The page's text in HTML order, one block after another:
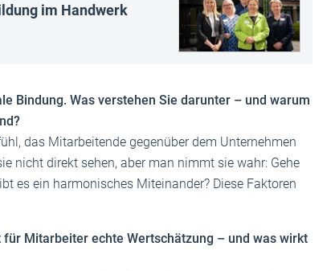
im Handwerk
Bindung. Was verstehen Sie darunter – und warum
das Mitarbeitende gegenüber dem Unternehmen
nicht direkt sehen, aber man nimmt sie wahr: Gehe
es ein harmonisches Miteinander? Diese Faktoren
Mitarbeiter echte Wertschätzung – und was wirkt